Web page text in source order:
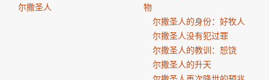
尔撒圣人
物
尔撒圣人的身份：好牧人
尔撒圣人没有犯过罪
尔撒圣人的教训：恕饶
尔撒圣人的升天